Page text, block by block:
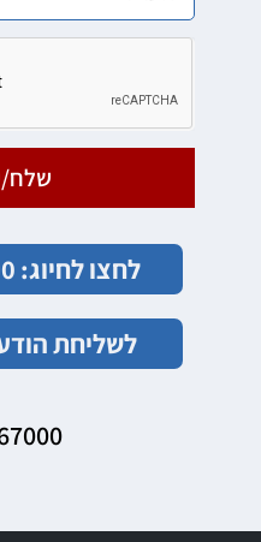
שלח/
לחצו לחיוג: 077-9967000
לשליחת